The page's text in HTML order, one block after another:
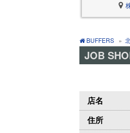
BUFFERS »
JOB
店名
住所